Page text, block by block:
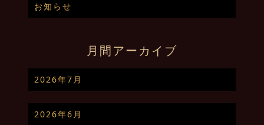
お知らせ
月間アーカイブ
2026年7月
2026年6月